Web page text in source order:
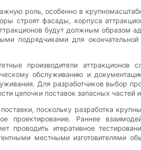
роль, особенно в
строят фасады, корпуса
будут должным образом
подрядчиками для
производители
обслуживанию и
Для разработчиков выбор
цепочки поставок запасных
поскольку разработка
проектирование. Раннее
проводить итеративное
местными изготовителями